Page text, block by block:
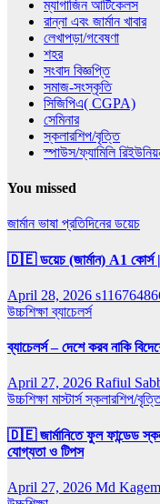
ম্যাগাজিন আর্টিকেলস
রান্না এবং জার্মান খাবার
লেখাপড়া/গবেষণা
শহর
সংবাদ বিজ্ঞপ্তি
সমাজ-সংস্কৃতি
সিজিপিএ( CGPA)
সেমিনার
স্কলারশিপ/বৃত্তি
স্পাউস/ফ্যামিলি
You missed
জার্মান ভাষা প্রতিদিনের ডয়েচ
🇩🇪 ডয়েচ (জার্মান) A1 কোর্স
April 28, 2026
উচ্চশিক্ষাব্যাচেলর্স
ব্যাচেলর্স – দেশে করব নাকি
April 27, 2026 Rafiul
উচ্চশিক্ষা মাস্টার্সস্কলারশিপ/
🇩🇪 জার্মানিতে ফুল ফান্ডেড
যোগ্যতা ও টিপস
April 27, 2026 Md